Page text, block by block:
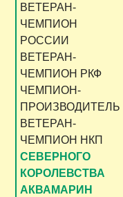
ВЕТЕРАН-
ЧЕМПИОН
РОССИИ
ВЕТЕРАН-
ЧЕМПИОН РКФ
ЧЕМПИОН-
ПРОИЗВОДИТЕЛЬ
ВЕТЕРАН-
ЧЕМПИОН НКП
СЕВЕРНОГО
КОРОЛЕВСТВА
АКВАМАРИН